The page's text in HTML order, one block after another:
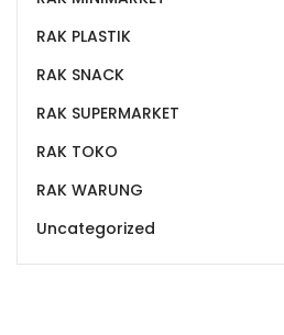
RAK PLASTIK
RAK SNACK
RAK SUPERMARKET
RAK TOKO
RAK WARUNG
Uncategorized